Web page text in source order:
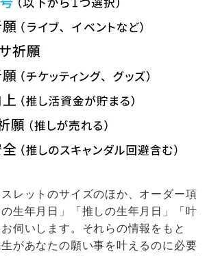
レットのサイズのほか、オーダー項
生年月日」「推しの生年月日」「叶
伺いします。それらの情報をもと
があなたの願い事を叶えるのに必要